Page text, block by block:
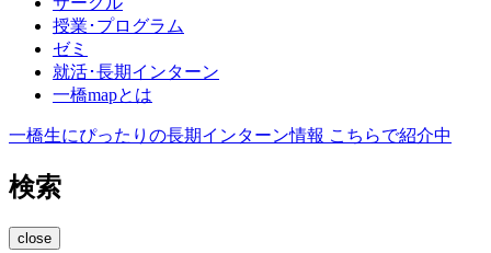
授業･プログラム
ゼミ
就活･長期インターン
一橋mapとは
一橋生にぴったりの長期インターン情報 こちらで紹介中
検索
close